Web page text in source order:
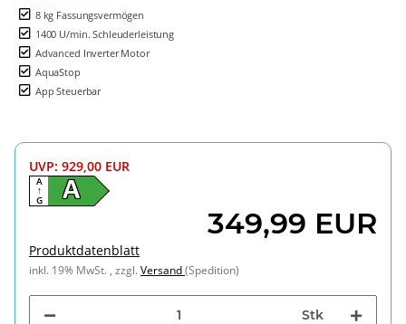
8 kg Fassungsvermögen
1400 U/min. Schleuderleistung
Advanced Inverter Motor
AquaStop
App Steuerbar
UVP: 929,00 EUR
A
A
↑
G
349,99 EUR
Produktdatenblatt
inkl. 19% MwSt. , zzgl.Versand(Spedition)
Stk